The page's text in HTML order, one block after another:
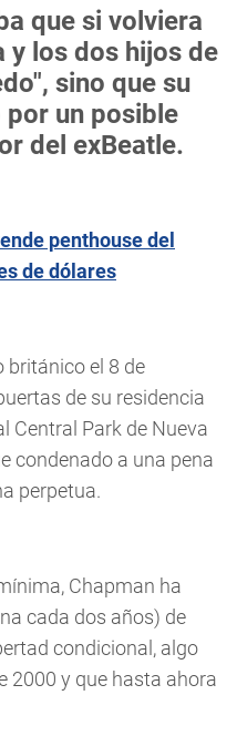
que si volviera
y los dos hijos de
sino que su
un posible
del exBeatle.
penthouse del
de dólares
británico el 8 de
de su residencia
Central Park de Nueva
condenado a una pena
perpetua.
Chapman ha
cada dos años) de
condicional, algo
2000 y que hasta ahora